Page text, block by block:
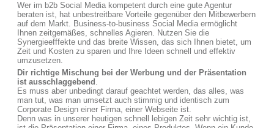
Wer im b2b Social Media kompetent durch eine gute Agentur
beraten ist, hat unbestreitbare Vorteile gegenüber den Mitbewerbern
auf dem Markt. Business-to-business Social Media ermöglicht
Ihnen zeitgemäßes, schnelles Agieren. Nutzen Sie die
Synergieefffekte und das breite Wissen, das sich Ihnen bietet, um
Zeit und Kosten zu sparen und Ihre Ideen schnell und effektiv
umzusetzen.
Dir richtige Mischung bei der Werbung und der Präsentation
ist ausschlaggebend .
Es muss aber unbedingt darauf geachtet werden, das alles, was
man tut, was man umsetzt auch stimmig und identisch zum
Corporate Design einer Firma, einer Webseite ist.
Denn was in unserer heutigen schnell lebigen Zeit sehr wichtig ist,